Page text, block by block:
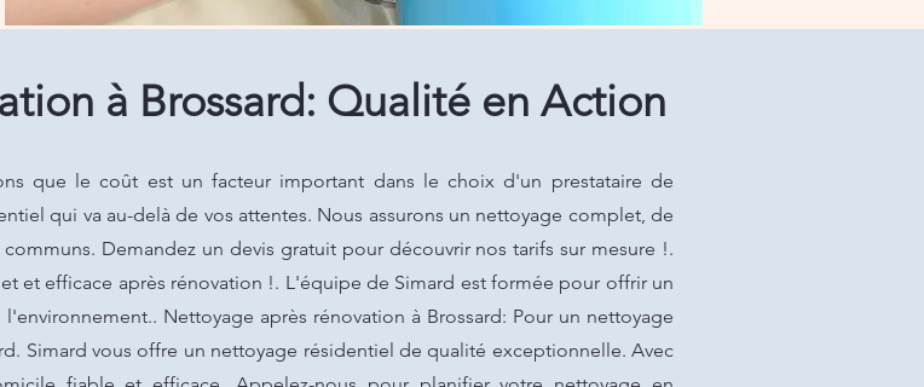
à Brossard: Qualité en Action
que le coût est un facteur important dans le choix d'un prestataire de
qui va au-delà de vos attentes. Nous assurons un nettoyage complet, de
Demandez un devis gratuit pour découvrir nos tarifs sur mesure !.
et efficace après rénovation !. L'équipe de Simard est formée pour offrir un
Nettoyage après rénovation à Brossard: Pour un nettoyage
Simard vous offre un nettoyage résidentiel de qualité exceptionnelle. Avec